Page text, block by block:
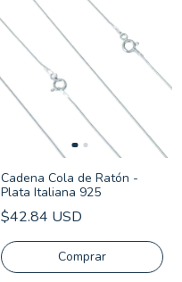
Cadena Cola de Ratón -
Plata Italiana 925
$42.84 USD
Comprar